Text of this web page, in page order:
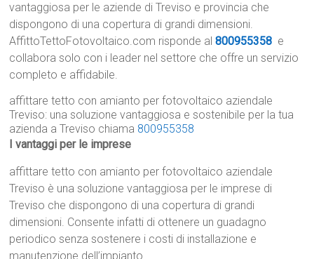
vantaggiosa per le aziende di Treviso e provincia che
dispongono di una copertura di grandi dimensioni.
AffittoTettoFotovoltaico.com risponde al800955358 e
collabora solo con i leader nel settore che offre un servizio
completo e affidabile.
affittare tetto con amianto per fotovoltaico aziendale
Treviso: una soluzione vantaggiosa e sostenibile per la tua
azienda a Treviso chiama 800955358
I vantaggi per le imprese
affittare tetto con amianto per fotovoltaico aziendale
Treviso è una soluzione vantaggiosa per le imprese di
Treviso che dispongono di una copertura di grandi
dimensioni. Consente infatti di ottenere un guadagno
periodico senza sostenere i costi di installazione e
manutenzione dell’impianto.